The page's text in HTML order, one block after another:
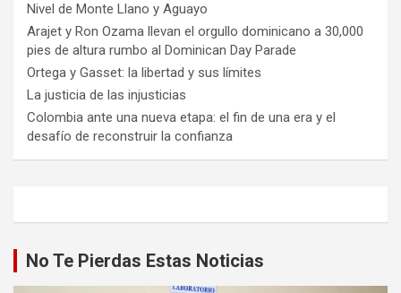
Nivel de Monte Llano y Aguayo
Arajet y Ron Ozama llevan el orgullo dominicano a 30,000
pies de altura rumbo al Dominican Day Parade
Ortega y Gasset: la libertad y sus límites
La justicia de las injusticias
Colombia ante una nueva etapa: el fin de una era y el
desafío de reconstruir la confianza
No Te Pierdas Estas Noticias